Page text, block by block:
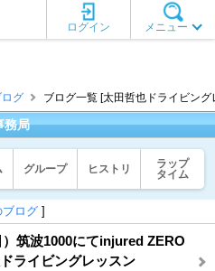
メニュー
ログイン
ログ ブログ一覧 [太田哲也ドライビン
務局
グループ ヒストリ
ラップ
タイム
ブログ ]
）筑波1000にてinjured ZERO
ライビングレッスン